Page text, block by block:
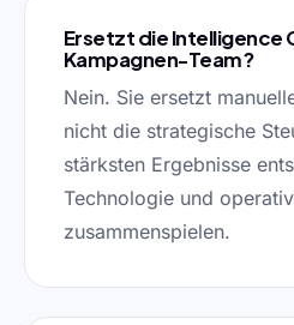
Ersetzt die Intelligence
Kampagnen-Team?
Nein. Sie ersetzt
nicht die strategische
stärksten Ergebnisse
Technologie und
zusammenspielen.